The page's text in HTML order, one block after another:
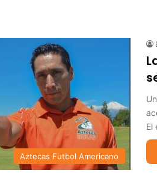
Aztecas Futbol Americano
El